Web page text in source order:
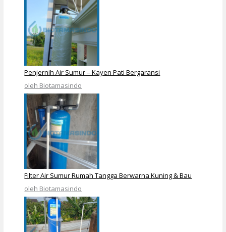
Penjernih Air Sumur – Kayen Pati Bergaransi
oleh Biotamasindo
Filter Air Sumur Rumah Tangga Berwarna Kuning & Bau
oleh Biotamasindo